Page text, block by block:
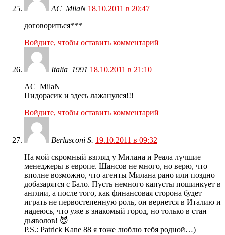
AC_MilaN 18.10.2011 в 20:47
договориться***
Войдите, чтобы оставить комментарий
Italia_1991 18.10.2011 в 21:10
AC_MilaN
Пидорасик и здесь лажанулся!!!
Войдите, чтобы оставить комментарий
Berlusconi S. 19.10.2011 в 09:32
На мой скромный взгляд у Милана и Реала лучшие
менеджеры в европе. Шансов не много, но верю, что
вполне возможно, что агенты Милана рано или поздно
добазарятся с Бало. Пусть немного капусты пошинкует в
англии, а после того, как финансовая сторона будет
играть не первостепенную роль, он вернется в Италию и
надеюсь, что уже в знакомый город, но только в стан
дьяволов! 😈
P.S.: Patrick Kane 88 я тоже люблю тебя родной…)